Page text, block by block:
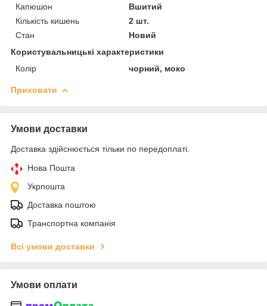
Капюшон
Вшитий
Кількість кишень
2 шт.
Стан
Новий
Користувальницькі характеристики
Колір
чорний, моко
Приховати
Умови доставки
Доставка здійснюється тільки по передоплаті.
Нова Пошта
Укрпошта
Доставка поштою
Транспортна компанія
Всі умови доставки
Умови оплати